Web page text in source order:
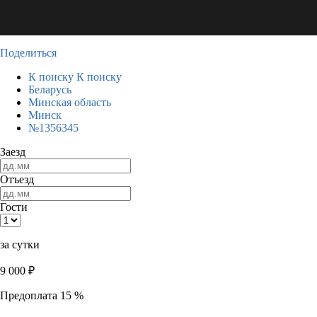
Поделиться
К поиску К поиску
Беларусь
Минская область
Минск
№1356345
Заезд
Отъезд
Гости
за сутки
9 000 ₽
Предоплата 15 %